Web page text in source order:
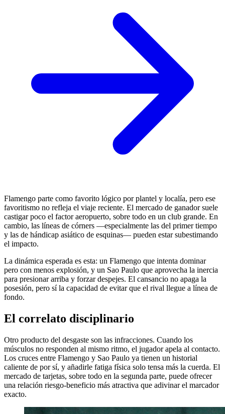
Flamengo parte como favorito lógico por plantel y localía, pero ese
favoritismo no refleja el viaje reciente. El mercado de ganador suele
castigar poco el factor aeropuerto, sobre todo en un club grande. En
cambio, las líneas de córners —especialmente las del primer tiempo
y las de hándicap asiático de esquinas— pueden estar subestimando
el impacto.
La dinámica esperada es esta: un Flamengo que intenta dominar
pero con menos explosión, y un Sao Paulo que aprovecha la inercia
para presionar arriba y forzar despejes. El cansancio no apaga la
posesión, pero sí la capacidad de evitar que el rival llegue a línea de
fondo.
El correlato disciplinario
Otro producto del desgaste son las infracciones. Cuando los
músculos no responden al mismo ritmo, el jugador apela al contacto.
Los cruces entre Flamengo y Sao Paulo ya tienen un historial
caliente de por sí, y añadirle fatiga física solo tensa más la cuerda. El
mercado de tarjetas, sobre todo en la segunda parte, puede ofrecer
una relación riesgo-beneficio más atractiva que adivinar el marcador
exacto.